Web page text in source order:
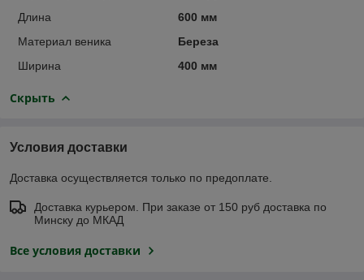
Длина
600 мм
Материал веника
Береза
Ширина
400 мм
Скрыть
Условия доставки
Доставка осуществляется только по предоплате.
Доставка курьером. При заказе от 150 руб доставка по
Минску до МКАД
Все условия доставки